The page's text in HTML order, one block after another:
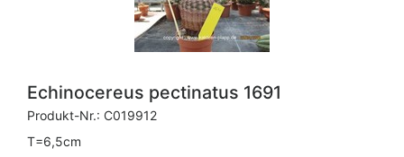
Echinocereus pectinatus 1691
Produkt-Nr.: C019912
T=6,5cm